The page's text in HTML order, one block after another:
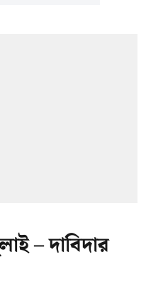
– দাবিদার